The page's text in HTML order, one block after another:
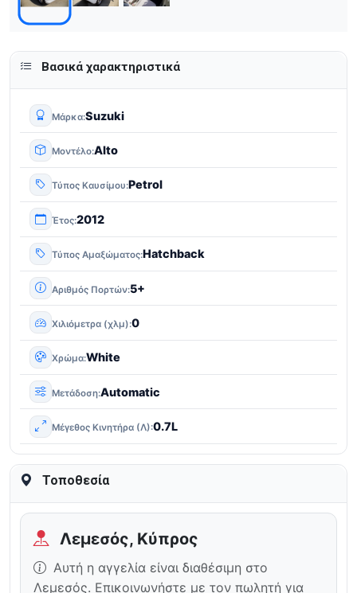
Βασικά χαρακτηριστικά
Μάρκα Suzuki
Μοντέλο Alto
Τύπος Καυσίμου Petrol
Έτος 2012
Τύπος Αμαξώματος Hatchback
Αριθμός Πορτών 5+
Χιλιόμετρα (χλμ) 0
Χρώμα White
Μετάδοση Automatic
Μέγεθος Κινητήρα (Λ) 0.7L
Τοποθεσία
Λεμεσός, Κύπρος
Αυτή η αγγελία είναι διαθέσιμη στο
Λεμεσός. Επικοινωνήστε με τον πωλητή για